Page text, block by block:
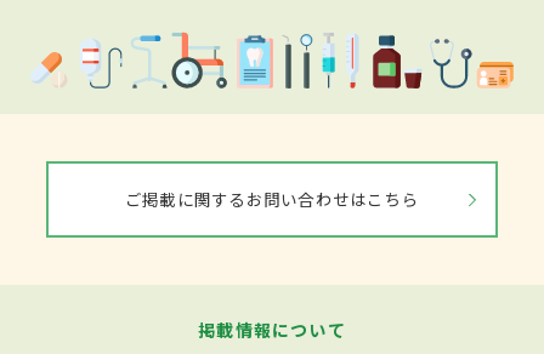
ご掲載に関するお問い合わせはこちら
掲載情報について